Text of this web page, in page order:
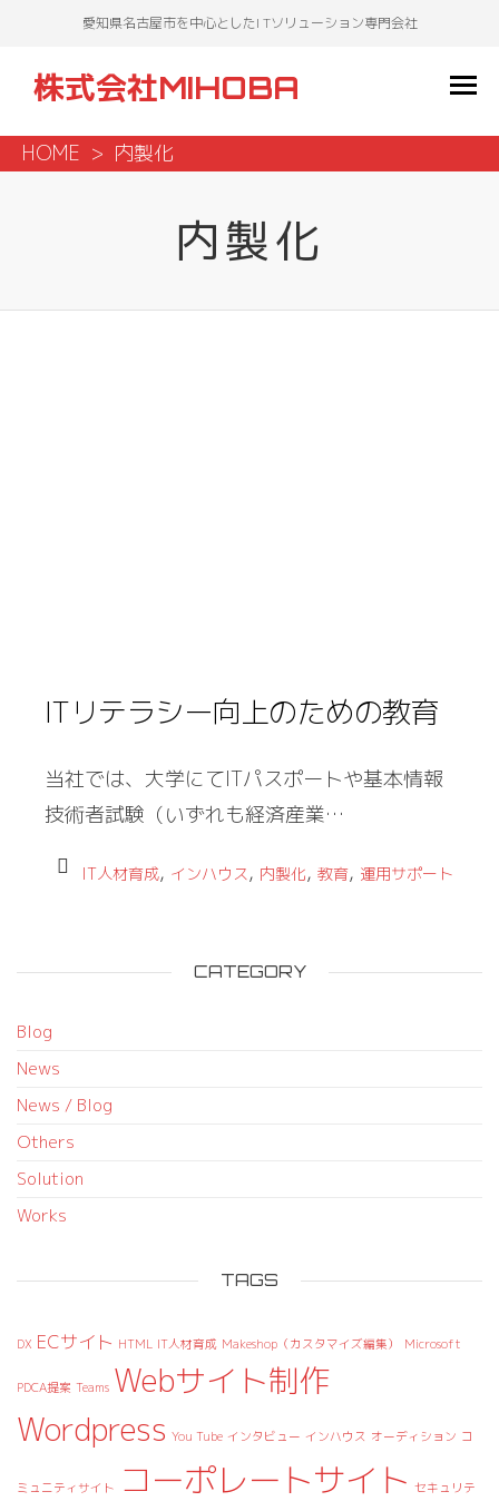
愛知県名古屋市を中心としたI Tソリューション専門会社
株式会社MIHOBA
HOME 内製化
内製化
ITリテラシー向上のための教育
当社では、大学にてITパスポートや基本情報
技術者試験（いずれも経済産業…
IT人材育成, インハウス, 内製化, 教育, 運用サポート
CATEGORY
Blog
News
News / Blog
Others
Solution
Works
TAGS
DX ECサイト HTML IT人材育成 Makeshop（カスタマイズ編集） Microsoft
PDCA提案 Teams Webサイト制作
Wordpress You Tube インタビュー インハウス オーディション コ
ミュニティサイト コーポレートサイト セキュリテ